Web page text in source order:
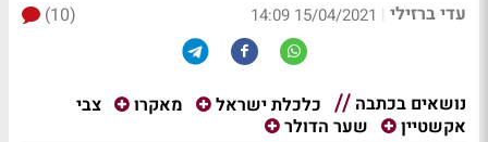
עדי ברזילי |
15/04/2021 14:09
(10)
נושאים בכתבה כלכלת ישראל מאקרו
צבי
אקשטיין
שער הדולר